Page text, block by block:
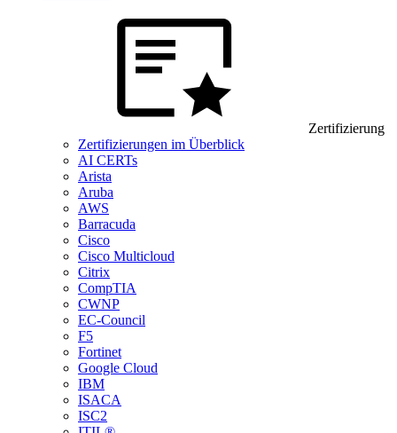
Zertifizierung
Zertifizierungen im Überblick
AI CERTs
Arista
Aruba
AWS
Barracuda
Cisco
Cisco Multicloud
Citrix
CompTIA
CWNP
EC-Council
F5
Fortinet
Google Cloud
IBM
ISACA
ISC2